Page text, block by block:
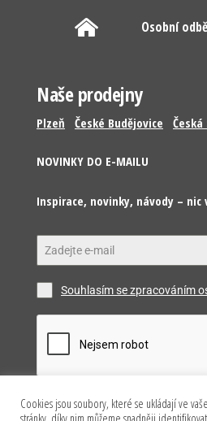
Osobní
Naše prodejny
Plzeň České Budějovice Česká
NOVINKY DO E-MAILU
Inspirace, novinky, návody – nic
Souhlasím se zpracováním
Odeslat
Cookies jsou soubory, které se ukládají ve
stránky, díky nim můžeme snadněji